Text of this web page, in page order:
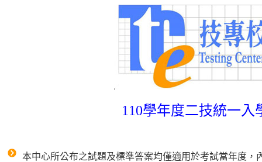
110學年度二技統一
本中心所公布之試題及標準答案均僅適用於考試當年度